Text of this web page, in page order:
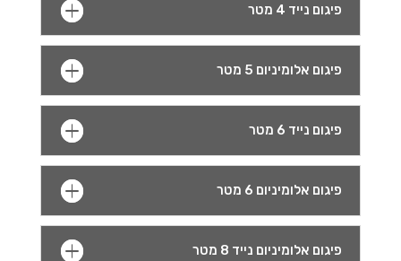
פיגום נייד 4 מטר
פיגום אלומיניום 5 מטר
פיגום נייד 6 מטר
פיגום אלומיניום 6 מטר
פיגום אלומיניום נייד 8 מטר